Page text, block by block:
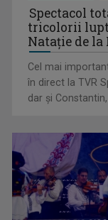
Spectacol
tricolorii
Natație de la
Cel mai
în direct la TVR
dar şi Constantin,